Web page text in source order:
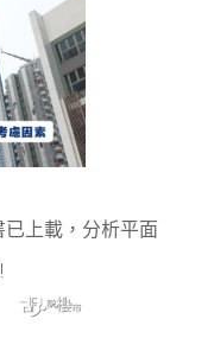
已上載，分析平面